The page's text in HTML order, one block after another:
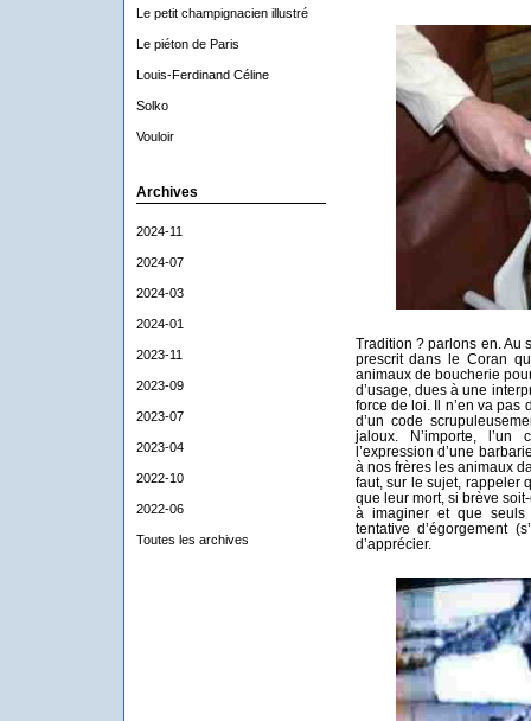
Le petit champignacien illustré
Le piéton de Paris
Louis-Ferdinand Céline
Solko
Vouloir
Archives
2024-11
2024-07
2024-03
2024-01
2023-11
2023-09
2023-07
2023-04
2022-10
2022-06
Toutes les archives
Tradition ? parlons en. Au
prescrit dans le Coran
animaux de boucherie
d’usage, dues à une
force de loi. Il n’en va pas
d’un code
jaloux. N’importe,
l’expression d’une
à nos frères les animaux
faut, sur le sujet, rappeler
que leur mort, si brève
à imaginer et que seuls
tentative d’égorgement
d’apprécier.